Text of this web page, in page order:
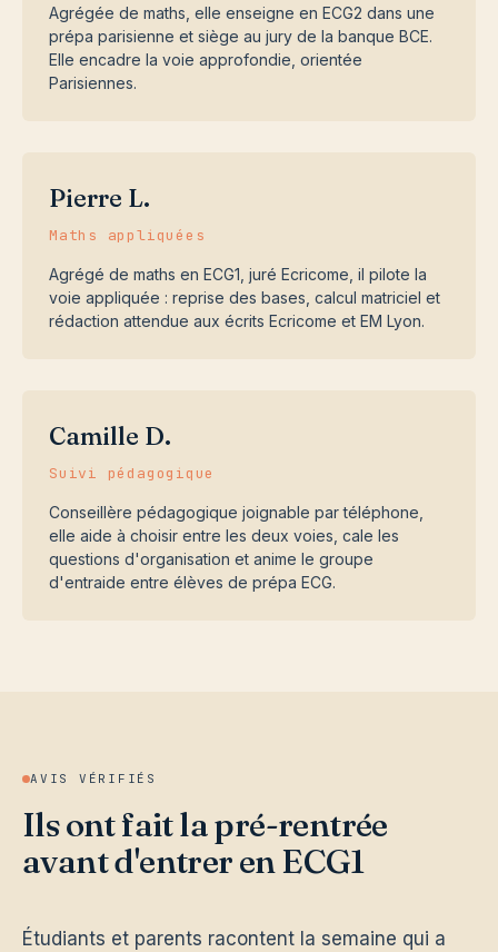
Agrégée de maths, elle enseigne en ECG2 dans une
prépa parisienne et siège au jury de la banque BCE.
Elle encadre la voie approfondie, orientée
Parisiennes.
Pierre L.
Maths appliquées
Agrégé de maths en ECG1, juré Ecricome, il pilote la
voie appliquée : reprise des bases, calcul matriciel et
rédaction attendue aux écrits Ecricome et EM Lyon.
Camille D.
Suivi pédagogique
Conseillère pédagogique joignable par téléphone,
elle aide à choisir entre les deux voies, cale les
questions d'organisation et anime le groupe
d'entraide entre élèves de prépa ECG.
AVIS VÉRIFIÉS
Ils ont fait la pré-rentrée
avant d'entrer en ECG1
Étudiants et parents racontent la semaine qui a